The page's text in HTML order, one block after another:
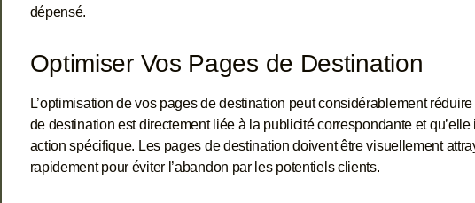
dépensé.
Optimiser Vos Pages de Destination
L’optimisation de vos pages de destination peut considérablement
de destination est directement liée à la publicité correspondante et
action spécifique. Les pages de destination doivent être visuellement
rapidement pour éviter l’abandon par les potentiels clients.